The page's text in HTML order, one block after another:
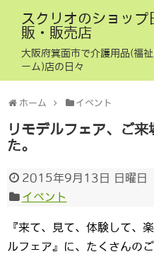
スクリオのショッ
販・販売店
大阪府箕面市で介護用品(福
ーム)店の日々
ホーム イベント
リモデルフェア、ご
た。
2015年9月13日 日曜日
イベント
『来て、見て、体験して、
ルフェア』に、たくさんの